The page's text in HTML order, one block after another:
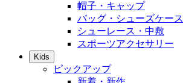
帽子・キャップ
バッグ・シューズケース
シューレース・中敷
スポーツアクセサリー
Kids
ピックアップ